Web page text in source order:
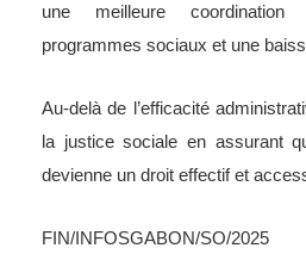
une meilleure
programmes sociaux et une
Au-delà de l’efficacité
la justice sociale en assurant
devienne un droit effectif et
FIN/INFOSGABON/SO/2025